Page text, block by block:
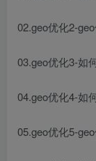
02.geo优化2-
03.geo优化3-如
04.geo优化4-如
05.geo优化5-